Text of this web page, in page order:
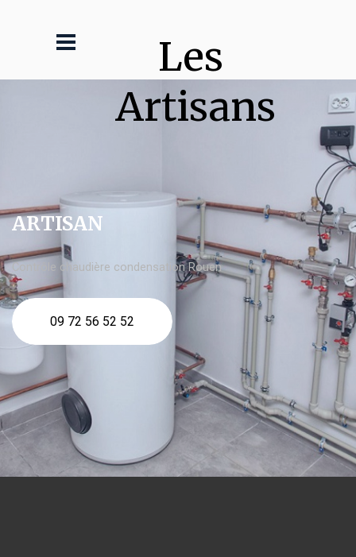
Les
Artisans
ARTISAN
Contrôle chaudière condensation Rouen
09 72 56 52 52